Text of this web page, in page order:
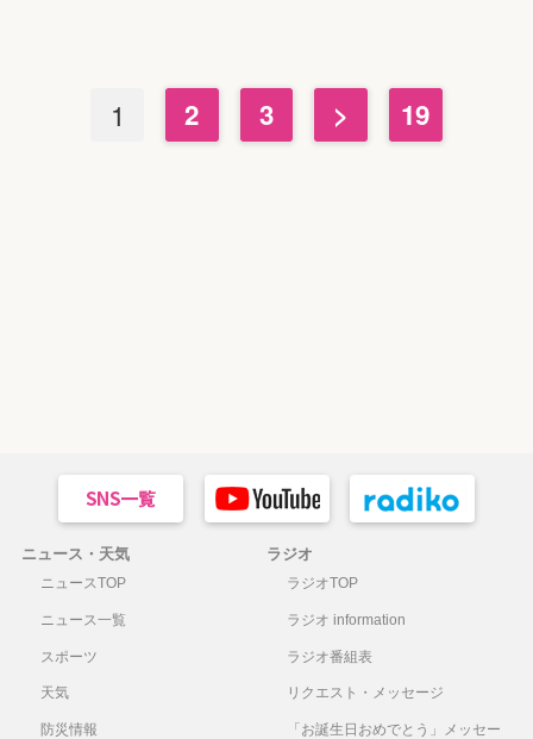
1 2 3 > 19
ニュース・天気
ニュースTOP
ニュース一覧
スポーツ
天気
防災情報
ラジオ
ラジオTOP
ラジオ information
ラジオ番組表
リクエスト・メッセージ
「お誕生日おめでとう」メッセー